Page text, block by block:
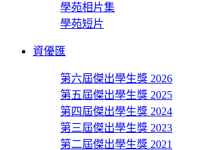
學苑相片集
學苑短片
資優匯
第六屆傑出學生獎 2026
第五屆傑出學生獎 2025
第四屆傑出學生獎 2024
第三屆傑出學生獎 2023
第二屆傑出學生獎 2021